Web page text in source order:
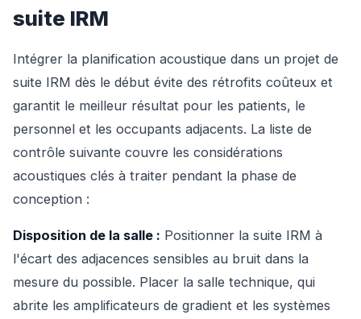
suite IRM
Intégrer la planification acoustique dans un projet de
suite IRM dès le début évite des rétrofits coûteux et
garantit le meilleur résultat pour les patients, le
personnel et les occupants adjacents. La liste de
contrôle suivante couvre les considérations
acoustiques clés à traiter pendant la phase de
conception :
Disposition de la salle : Positionner la suite IRM à
l'écart des adjacences sensibles au bruit dans la
mesure du possible. Placer la salle technique, qui
abrite les amplificateurs de gradient et les systèmes